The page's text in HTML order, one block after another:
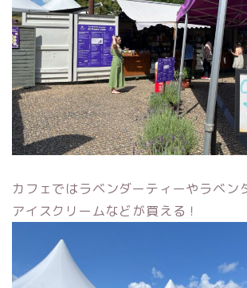
カフェではラベンダーティーやラベン
アイスクリームなどが買える！